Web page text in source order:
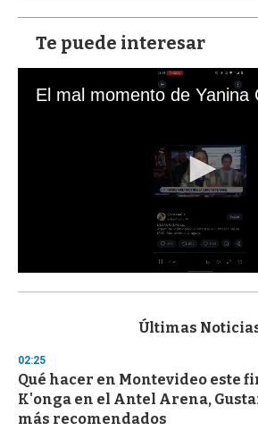
Te puede interesar
s
d
s
o
f
3
Últimas
02:25
Qué hacer en Montevideo este
K'onga en el Antel Arena,
más recomendados